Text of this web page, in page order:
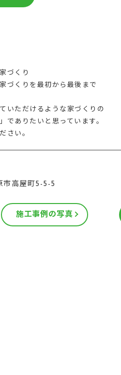
づくり
づくりを最初から最後まで
いただけるような家づくりの
でありたいと思っています。
さい。
市高屋町5-5-5
施工事例の写真